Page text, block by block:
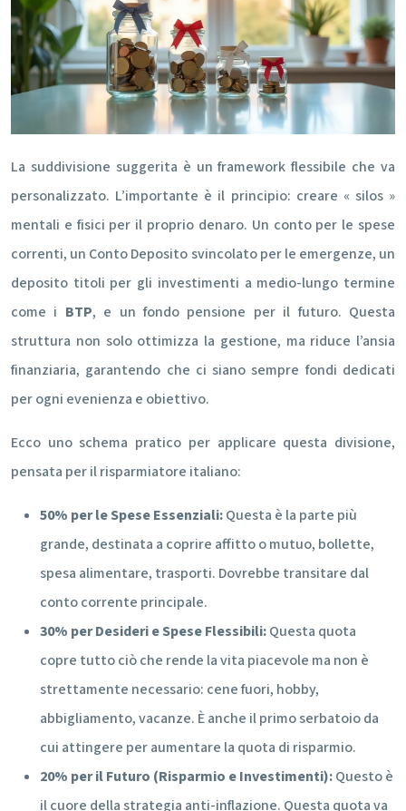
La suddivisione suggerita è un framework flessibile che va
personalizzato. L’importante è il principio: creare « silos »
mentali e fisici per il proprio denaro. Un conto per le spese
correnti, un Conto Deposito svincolato per le emergenze, un
deposito titoli per gli investimenti a medio-lungo termine
come i BTP, e un fondo pensione per il futuro. Questa
struttura non solo ottimizza la gestione, ma riduce l’ansia
finanziaria, garantendo che ci siano sempre fondi dedicati
per ogni evenienza e obiettivo.
Ecco uno schema pratico per applicare questa divisione,
pensata per il risparmiatore italiano:
50% per le Spese Essenziali:Questa è la parte più
grande, destinata a coprire affitto o mutuo, bollette,
spesa alimentare, trasporti. Dovrebbe transitare dal
conto corrente principale.
30% per Desideri e Spese Flessibili:Questa quota
copre tutto ciò che rende la vita piacevole ma non è
strettamente necessario: cene fuori, hobby,
abbigliamento, vacanze. È anche il primo serbatoio da
cui attingere per aumentare la quota di risparmio.
20% per il Futuro (Risparmio e Investimenti):Questo è
il cuore della strategia anti-inflazione. Questa quota va